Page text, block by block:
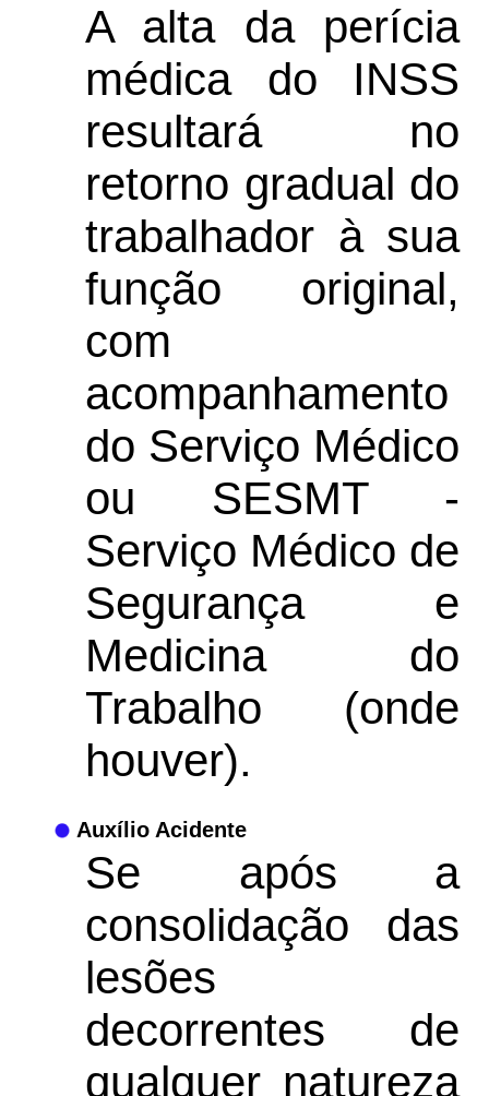
A alta da perícia
médica do INSS
resultará no
retorno gradual do
trabalhador à sua
função original,
com
acompanhamento
do Serviço Médico
ou SESMT -
Serviço Médico de
Segurança e
Medicina do
Trabalho (onde
houver).
Auxílio Acidente
Se após a
consolidação das
lesões
decorrentes de
qualquer natureza